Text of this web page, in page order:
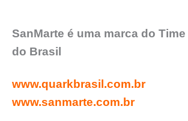
SanMarte é uma marca do Time
do Brasil
www.quarkbrasil.com.br
www.sanmarte.com.br